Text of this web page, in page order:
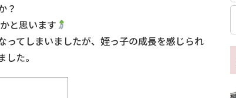
？
と思います
ってしまいましたが、姪っ子の成長を感じられ
た。